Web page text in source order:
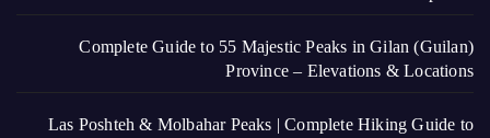
Complete Guide to 55 Majestic Peaks in Gilan (Guilan)
Province – Elevations & Locations
Las Poshteh & Molbahar Peaks | Complete Hiking Guide to